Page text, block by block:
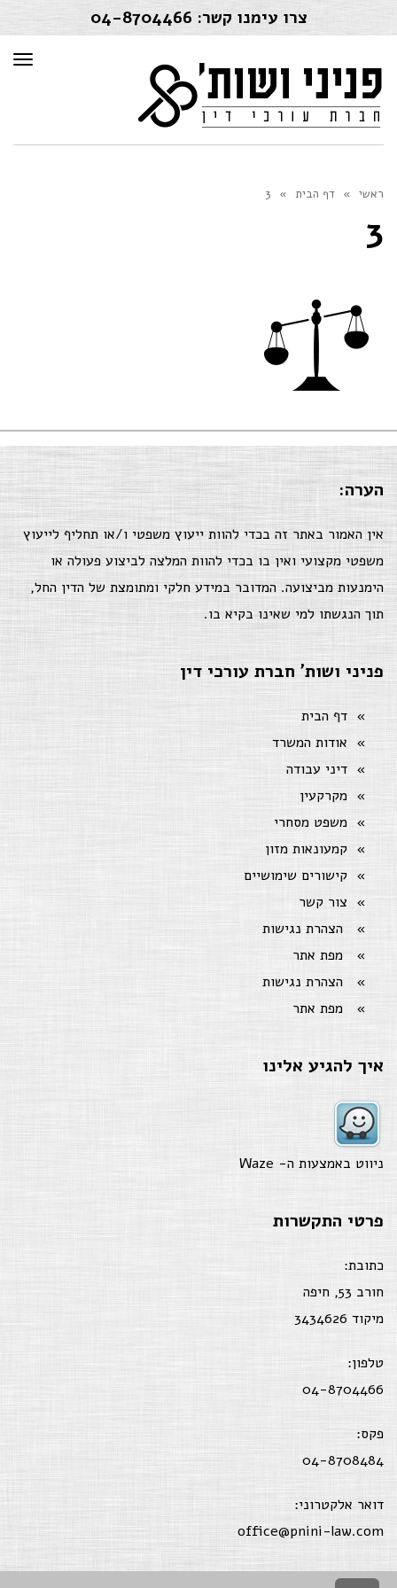
צרו עימנו קשר: 04-8704466
ראשי » דף הבית »
3
3
הערה:
אין האמור באתר זה בכדי להוות ייעוץ משפטי ו/או תחליף לייעוץ
משפטי מקצועי ואין בו בכדי להוות המלצה לביצוע פעולה או
הימנעות מביצועה. המדובר במידע חלקי ומתומצת של הדין החל,
תוך הנגשתו למי שאינו בקיא בו.
פניני ושות' חברת עורכי דין
דף הבית
אודות המשרד
דיני עבודה
מקרקעין
משפט מסחרי
קמעונאות מזון
קישורים שימושיים
צור קשר
הצהרת נגישות
מפת אתר
הצהרת נגישות
מפת אתר
איך להגיע אלינו
ניווט באמצעות ה- Waze
פרטי התקשרות
כתובת:
חורב 53, חיפה
מיקוד 3434626
טלפון:
04-8704466
פקס:
04-8708484
דואר אלקטרוני:
office@pnini-law.com